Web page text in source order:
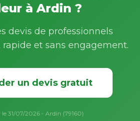
à Ardin ?
devis de professionnels
rapide et sans engagement.
un devis gratuit
le 31/07/2026 - Ardin (79160)